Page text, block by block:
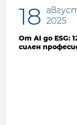
18 2025
От AI до ESG:
силен